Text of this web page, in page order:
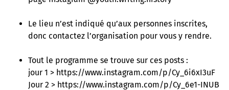
Le lieu n’est indiqué qu’aux personnes inscrites,
donc contactez l’organisation pour vous y rendre.
Tout le programme se trouve sur ces posts :
jour 1 > https://www.instagram.com/p/Cy_6i6xI3uF
Jour 2 > https://www.instagram.com/p/Cy_6e1-INUB